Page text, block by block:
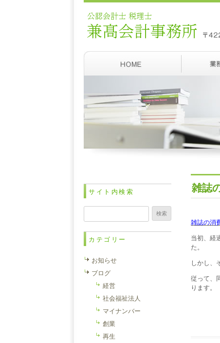
雑誌
雑誌の消
当初、経
た。
しかし、
従って、
ります。
サイト内検索
検
索:
カテゴリー
お知らせ
ブログ
経営
社会福祉法人
マイナンバー
創業
再生